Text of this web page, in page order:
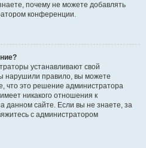
почему не можете добавлять
конференции.
устанавливают свой
нарушили правило, вы можете
что это решение администратора
никакого отношения к
сайте. Если вы не знаете, за
с администратором